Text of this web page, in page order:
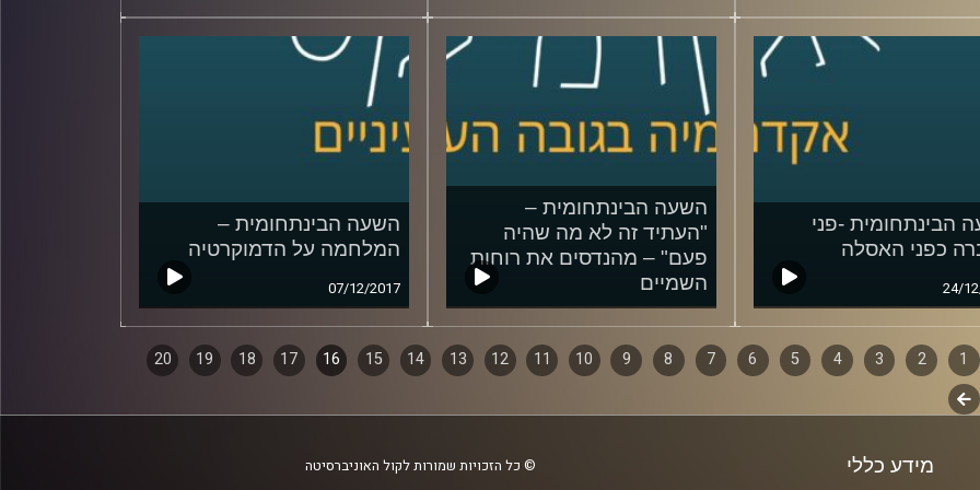
הבינתחומית -פני
כפני האסלה
24/
השעה הבינתחומית –
"העתיד זה לא מה שהיה
פעם" – מהנדסים את רוחות
השמיים
14/12/2017
השעה הבינתחומית –
המלחמה על הדמוקרטיה
07/12/2017
1
2
3
4
5
6
7
8
9
10
11
12
13
14
15
16
17
18
19
20
לשלב
מידע כללי © כל הזכויות שמורות לקול האוניברסיטה